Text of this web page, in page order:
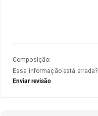
Composição:
Essa informação está errada?
Enviar revisão